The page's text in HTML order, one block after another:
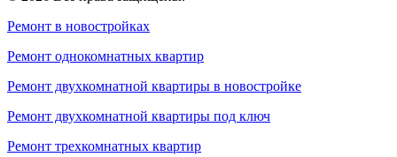
Ремонт в новостройках
Ремонт однокомнатных квартир
Ремонт двухкомнатной квартиры в новостройке
Ремонт двухкомнатной квартиры под ключ
Ремонт трехкомнатных квартир